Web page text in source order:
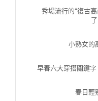
秀場流行的“復古
了
小熟女的
早春六大穿搭關鍵
春日輕